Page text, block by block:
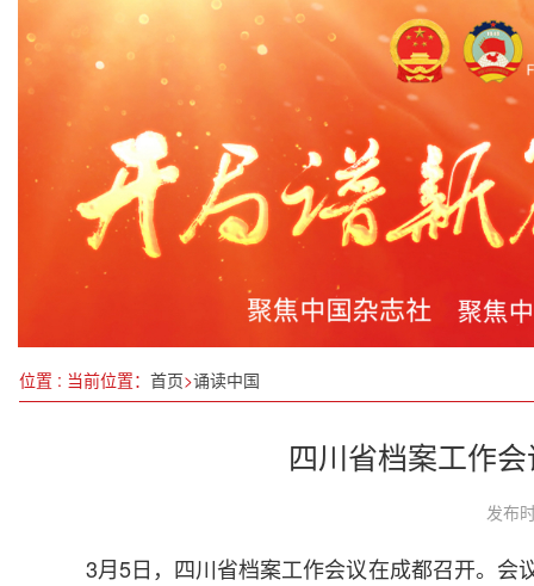
向立体要空间，以集成谋未来：李依富与“十五五”
四川省宣传部长会议在成都召开
机动车行驶证电子化11月4日起分三批推广应用
江西持续深入打好碧水提升攻坚战
走，买菜去！
我国科学家取得纤维电池技术新突破
位置 : 当前位置： 首页>诵读中国
四川省档案工作
发布
3月5日，四川省档案工作会议在成都召开。